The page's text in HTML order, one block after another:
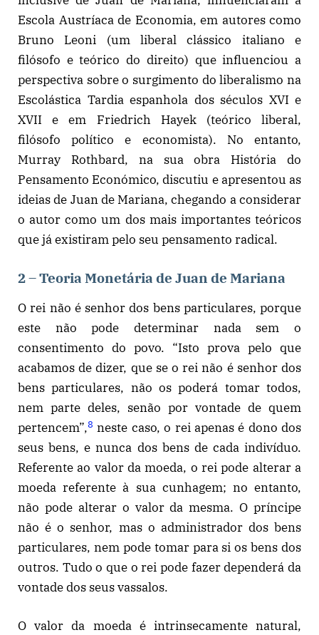
Escola Austríaca de Economia, em autores como
Bruno Leoni (um liberal clássico italiano e
filósofo e teórico do direito) que influenciou a
perspectiva sobre o surgimento do liberalismo na
Escolástica Tardia espanhola dos séculos XVI e
XVII e em Friedrich Hayek (teórico liberal,
filósofo político e economista). No entanto,
Murray Rothbard, na sua obra História do
Pensamento Económico, discutiu e apresentou as
ideias de Juan de Mariana, chegando a considerar
o autor como um dos mais importantes teóricos
que já existiram pelo seu pensamento radical.
2 – Teoria Monetária de Juan de Mariana
O rei não é senhor dos bens particulares, porque
este não pode determinar nada sem o
consentimento do povo. “Isto prova pelo que
acabamos de dizer, que se o rei não é senhor dos
bens particulares, não os poderá tomar todos,
nem parte deles, senão por vontade de quem
pertencem”,8 neste caso, o rei apenas é dono dos
seus bens, e nunca dos bens de cada indivíduo.
Referente ao valor da moeda, o rei pode alterar a
moeda referente à sua cunhagem; no entanto,
não pode alterar o valor da mesma. O príncipe
não é o senhor, mas o administrador dos bens
particulares, nem pode tomar para si os bens dos
outros. Tudo o que o rei pode fazer dependerá da
vontade dos seus vassalos.
O valor da moeda é intrinsecamente natural,